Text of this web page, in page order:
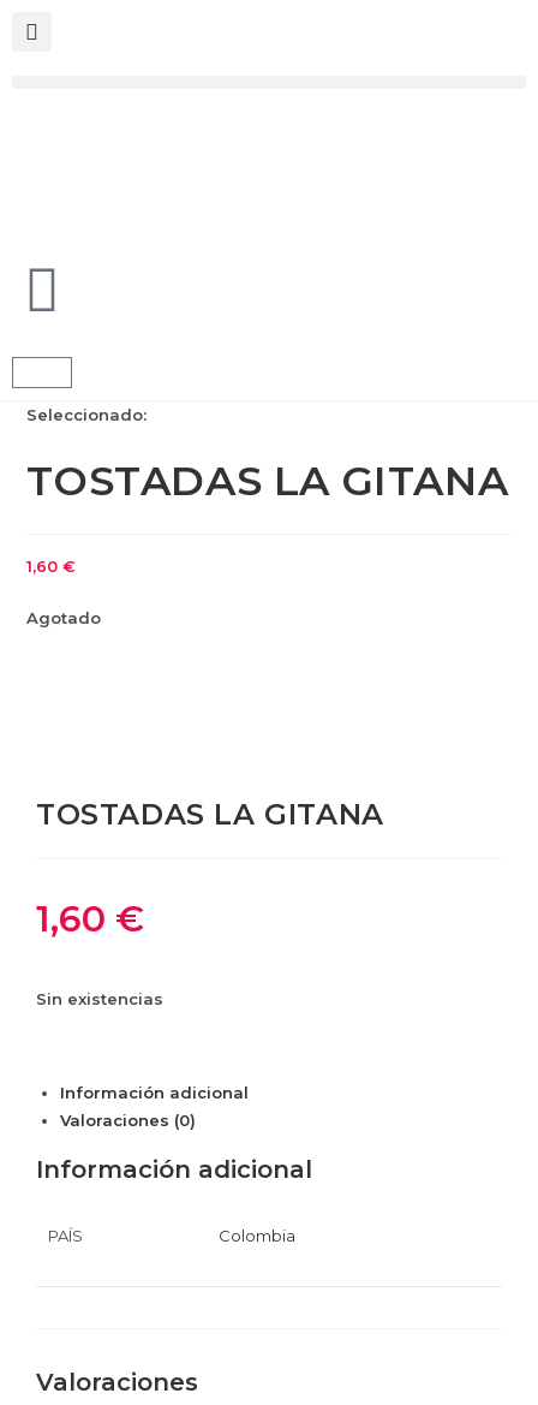
Seleccionado:
TOSTADAS LA GITANA
1,60€
Agotado
TOSTADAS LA GITANA
1,60 €
Sin existencias
Información adicional
Valoraciones (0)
Información adicional
PAÍS Colombia
Valoraciones